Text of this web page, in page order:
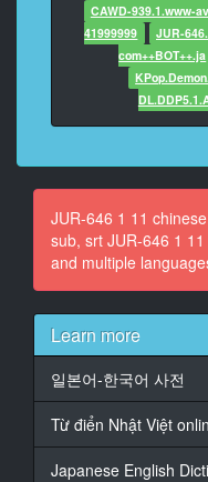
At 00:00:50,110,
一度
かの葉は気に
At 00:01:02,670,
体
At 00:01:06,350,
At 00:01:07,850,
At 00:01:12,890,
の実家で、そこに住
前
CAWD-939.1.www-
41999999
JUR-
com++BOT++.ja
JUR-646 1 11
sub, srt JUR-646 1
and multiple
Learn more
일본어-한국어 사전
Từ điển Nhật Việt
Japanese English